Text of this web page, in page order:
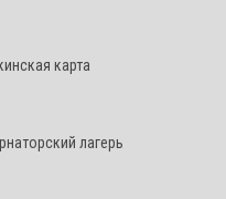
карта
лагерь